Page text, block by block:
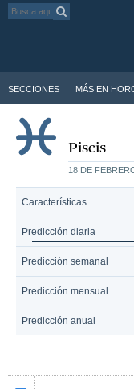
SECCIONES MÁS EN
Piscis
18 DE
Características
Predicción diaria
Predicción semanal
Predicción mensual
Predicción anual